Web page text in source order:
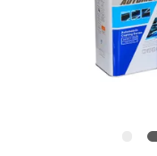
POLITIQUE